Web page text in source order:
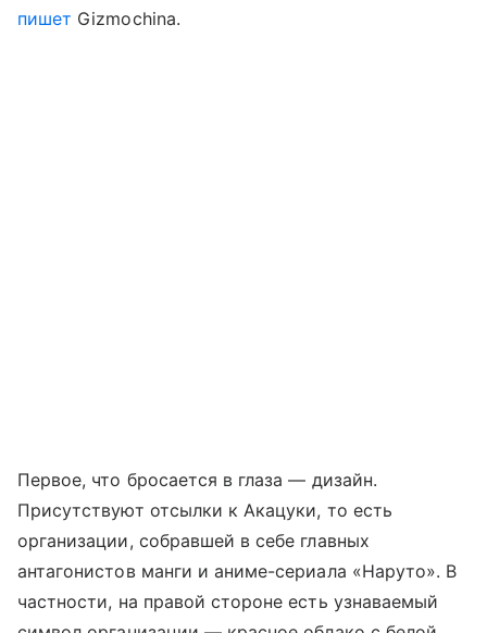
пишет Gizmochina.
Первое, что бросается в глаза — дизайн.
Присутствуют отсылки к Акацуки, то есть
организации, собравшей в себе главных
антагонистов манги и аниме-сериала «Наруто». В
частности, на правой стороне есть узнаваемый